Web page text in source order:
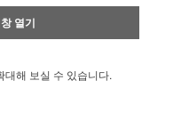
열기
대해 보실 수 있습니다.